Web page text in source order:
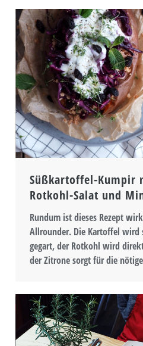
Süßkartoffel-Kumpir
Rotkohl-Salat und
Rundum ist dieses Rezept
Allrounder. Die Kartoffel wird
gegart, der Rotkohl wird
der Zitrone sorgt für die